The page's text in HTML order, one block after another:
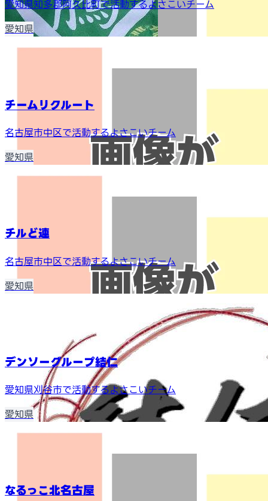
愛知県知多郡阿久比町で活動するよさこいチーム
愛知県
チームリクルート
名古屋市中区で活動するよさこいチーム
愛知県
チルど連
名古屋市中区で活動するよさこいチーム
愛知県
デンソーグループ結仁
愛知県刈谷市で活動するよさこいチーム
愛知県
なるっこ北名古屋